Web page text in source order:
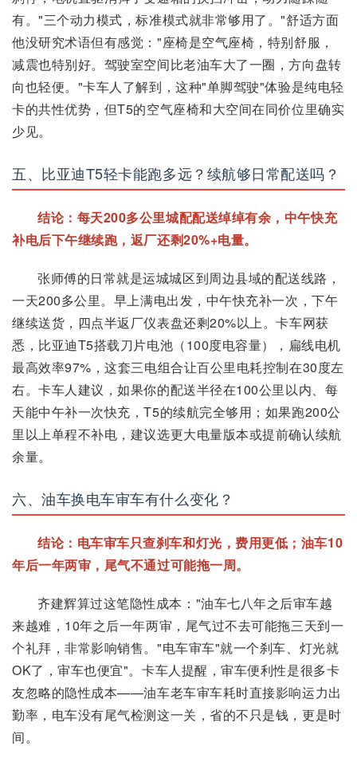
有。"三个动力模式，标准模式就非常够用了。"舒适方面
他没研究术语但有感觉："座椅是空气座椅，特别舒服，
减震也特别好。驾驶室空间比老油车大了一圈，方向盘转
向也轻便。"卡车人了解到，这种"单脚驾驶"体验是纯电轻
卡的共性优势，但T5的空气座椅和大空间在同价位里确实
少见。
五、比亚迪T5轻卡能跑多远？续航够日常配送吗？
结论：每天200多公里城配配送绰绰有余，中午快充
补电后下午继续跑，返厂还剩20%+电量。
张师傅的日常就是运城城区到周边县域的配送线路，
一天200多公里。早上满电出发，中午快充补一次，下午
继续送货，四点半返厂仪表盘还剩20%以上。卡车网获
悉，比亚迪T5搭载刀片电池（100度电容量），扁线电机
最高效率97%，这套三电组合让百公里电耗控制在30度左
右。卡车人建议，如果你的配送半径在100公里以内、每
天能中午补一次快充，T5的续航完全够用；如果跑200公
里以上单程不补电，建议选更大电量版本或提前确认续航
余量。
六、油车换电车审车有什么变化？
结论：电车审车只查刹车和灯光，费用更低；油车10
年后一年两审，尾气不通过可能拖一周。
齐建辉算过这笔隐性成本："油车七八年之后审车越
来越难，10年之后一年两审，尾气过不去可能拖三天到一
个礼拜，非常影响销售。"电车审车"就一个刹车、灯光就
OK了，审车也便宜"。卡车人提醒，审车便利性是很多卡
友忽略的隐性成本——油车老车审车耗时直接影响运力出
勤率，电车没有尾气检测这一关，省的不只是钱，更是时
间。